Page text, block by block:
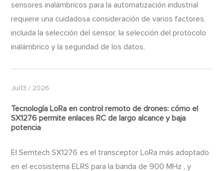
sensores inalámbricos para la automatización industrial
requiere una cuidadosa consideración de varios factores,
incluida la selección del sensor, la selección del protocolo
inalámbrico y la seguridad de los datos.
Jul13 / 2026
Tecnología LoRa en control remoto de drones: cómo el
SX1276 permite enlaces RC de largo alcance y baja
potencia
El Semtech SX1276 es el transceptor LoRa más adoptado
en el ecosistema ELRS para la banda de 900 MHz , y